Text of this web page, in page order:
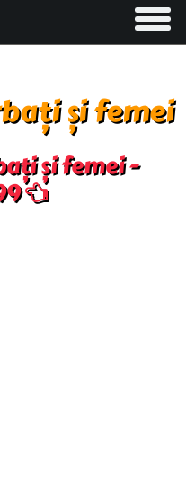
Toggle
și femei
și femei -